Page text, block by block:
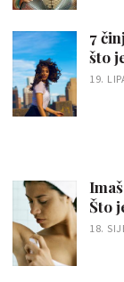
7
što
19.
Što
18.